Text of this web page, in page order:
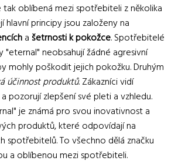
tak oblíbená mezi spotřebiteli z několika
hlavní principy jsou založeny na
a šetrnosti k pokožce. Spotřebitelé
"eternal" neobsahují žádné agresivní
mohly poškodit jejich pokožku. Druhým
účinnost produktů. Zákazníci vidí
pozorují zlepšení své pleti a vzhledu.
je známá pro svou inovativnost a
produktů, které odpovídají na
spotřebitelů. To všechno dělá značku
a oblíbenou mezi spotřebiteli.